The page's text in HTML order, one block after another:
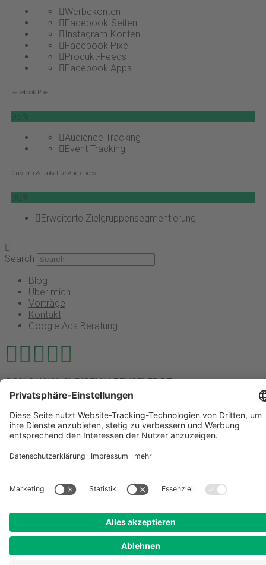
Werbekonten
Facebook-Seiten
Instagram-Konten
Facebook Pixel
Produkt-Feeds
Facebook Apps
Facebook Pixel
95%
Audience Tracking
Event Tracking
Custom & Lookalike Audiences
90%
Erweiterte Zielgruppensegmentierung
Search
Blog
Über mich
Vorträge
Kontakt
Google Ads Beratung
©2018 WWW.CHRISTIAN-PENSELER.DE